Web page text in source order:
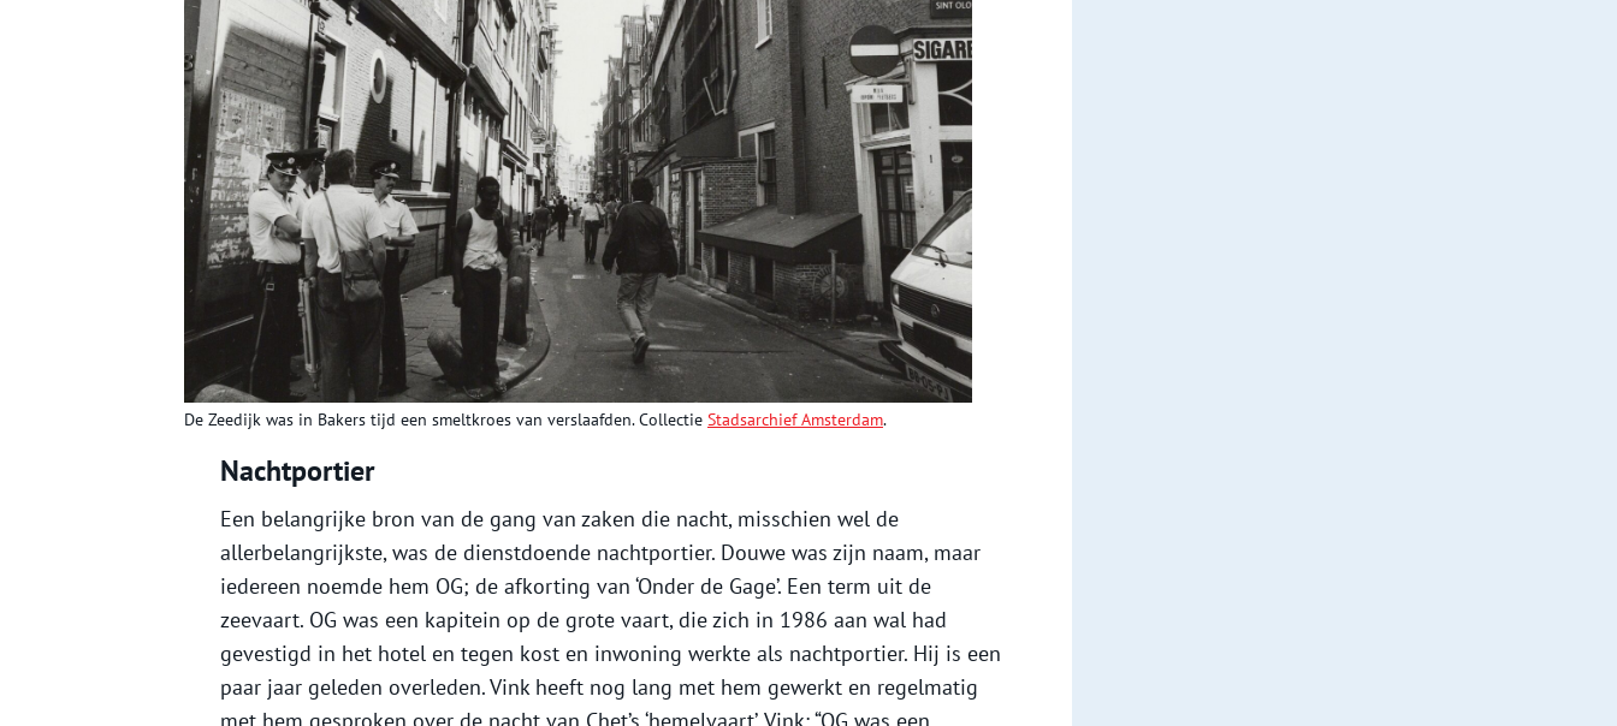
De Zeedijk was in Bakers tijd een smeltkroes van verslaafden. Collectie Stadsarchief Amsterdam.
Nachtportier
Een belangrijke bron van de gang van zaken die nacht, misschien wel de
allerbelangrijkste, was de dienstdoende nachtportier. Douwe was zijn naam, maar
iedereen noemde hem OG; de afkorting van ‘Onder de Gage’. Een term uit de
zeevaart. OG was een kapitein op de grote vaart, die zich in 1986 aan wal had
gevestigd in het hotel en tegen kost en inwoning werkte als nachtportier. Hij is een
paar jaar geleden overleden. Vink heeft nog lang met hem gewerkt en regelmatig
met hem gesproken over de nacht van Chet’s ‘hemelvaart’. Vink: “OG was een